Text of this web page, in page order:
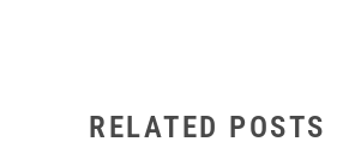
RELATED POSTS